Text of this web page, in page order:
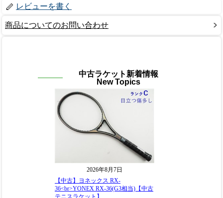
レビューを書く
商品についてのお問い合わせ
中古ラケット新着情報
New Topics